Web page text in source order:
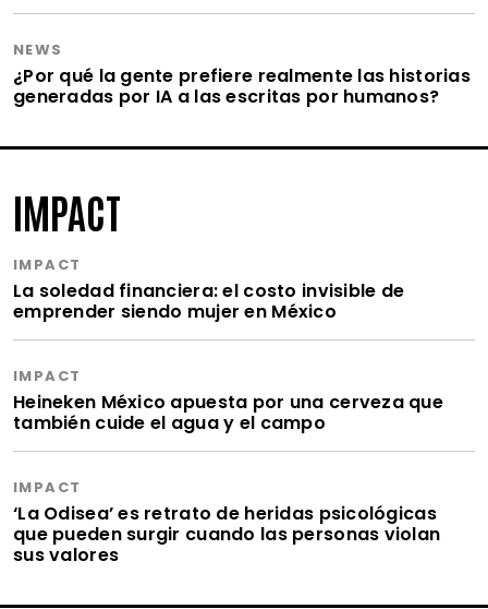
NEWS
¿Por qué la gente prefiere realmente las historias
generadas por IA a las escritas por humanos?
IMPACT
IMPACT
La soledad financiera: el costo invisible de
emprender siendo mujer en México
IMPACT
Heineken México apuesta por una cerveza que
también cuide el agua y el campo
IMPACT
‘La Odisea’ es retrato de heridas psicológicas
que pueden surgir cuando las personas violan
sus valores